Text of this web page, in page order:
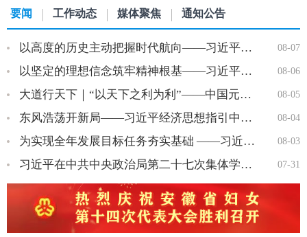
要闻 工作动态 媒体聚焦 通知公告
08-07
以高度的历史主动把握时代航向——习近平党建思想理论品格系列述…
08-06
以坚定的理想信念筑牢精神根基——习近平党建思想理论品格系列述…
08-05
大道行天下｜“以天下之利为利”——中国元首外交的世界情怀与大…
08-04
东风浩荡开新局——习近平经济思想指引中国经济高质量发展行稳致…
08-03
为实现全年发展目标任务夯实基础 ——习近平总书记引领“十五五…
07-31
习近平在中共中央政治局第二十七次集体学习时强调 强化政治引领 …